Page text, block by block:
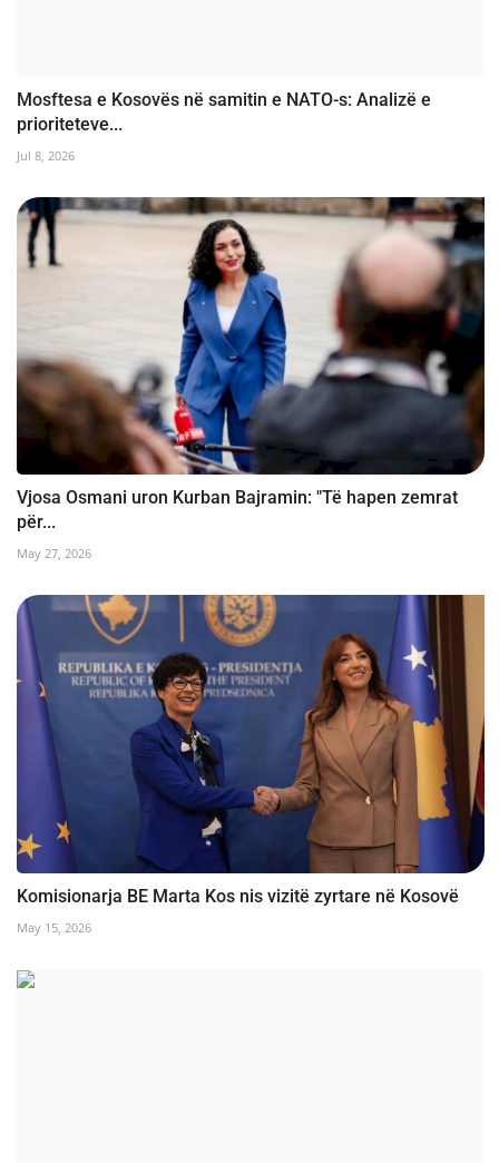
Mosftesa e Kosovës në samitin e NATO-s: Analizë e
prioriteteve...
Jul 8, 2026
Vjosa Osmani uron Kurban Bajramin: "Të hapen zemrat
për...
May 27, 2026
Komisionarja BE Marta Kos nis vizitë zyrtare në Kosovë
May 15, 2026